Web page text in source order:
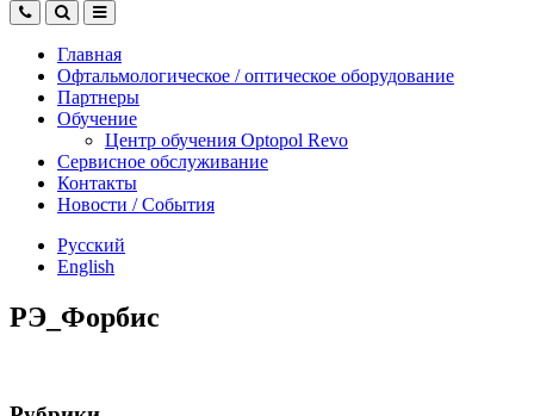
Главная
Офтальмологическое / оптическое оборудование
Партнеры
Обучение
Центр обучения Оptopol Revo
Сервисное обслуживание
Контакты
Новости / События
Русский
English
РЭ_Форбис